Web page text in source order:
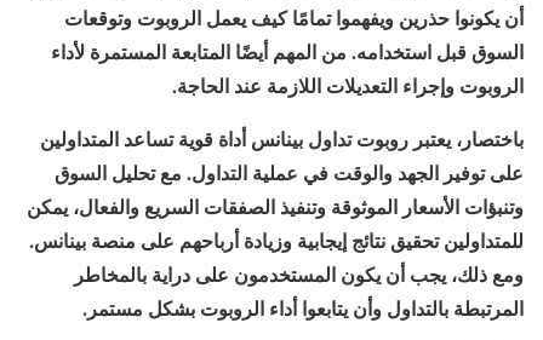
أن يكونوا حذرين ويفهموا تمامًا كيف يعمل الروبوت وتوقعات
السوق قبل استخدامه. من المهم أيضًا المتابعة المستمرة لأداء
الروبوت وإجراء التعديلات اللازمة عند الحاجة.
باختصار، يعتبر روبوت تداول بينانس أداة قوية تساعد المتداولين
على توفير الجهد والوقت في عملية التداول. مع تحليل السوق
وتنبؤات الأسعار الموثوقة وتنفيذ الصفقات السريع والفعال، يمكن
للمتداولين تحقيق نتائج إيجابية وزيادة أرباحهم على منصة بينانس.
ومع ذلك، يجب أن يكون المستخدمون على دراية بالمخاطر
المرتبطة بالتداول وأن يتابعوا أداء الروبوت بشكل مستمر.